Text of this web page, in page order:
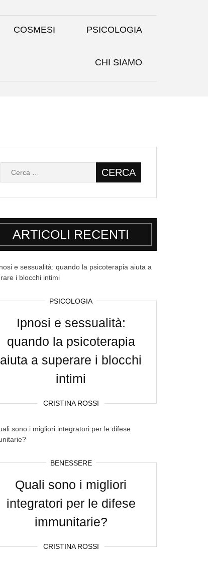
COSMESI PSICOLOGIA
CHI SIAMO
ARTICOLI RECENTI
PSICOLOGIA
Ipnosi e sessualità:
quando la psicoterapia
aiuta a superare i blocchi
intimi
CRISTINA ROSSI
BENESSERE
Quali sono i migliori
integratori per le difese
immunitarie?
CRISTINA ROSSI